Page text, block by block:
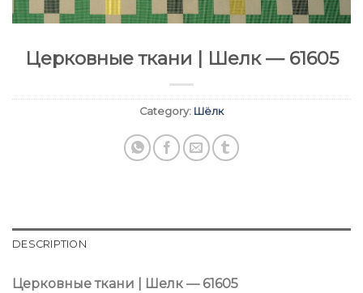
Церковные ткани | Шелк — 61605
Category: Шёлк
DESCRIPTION
Церковные ткани | Шелк — 61605